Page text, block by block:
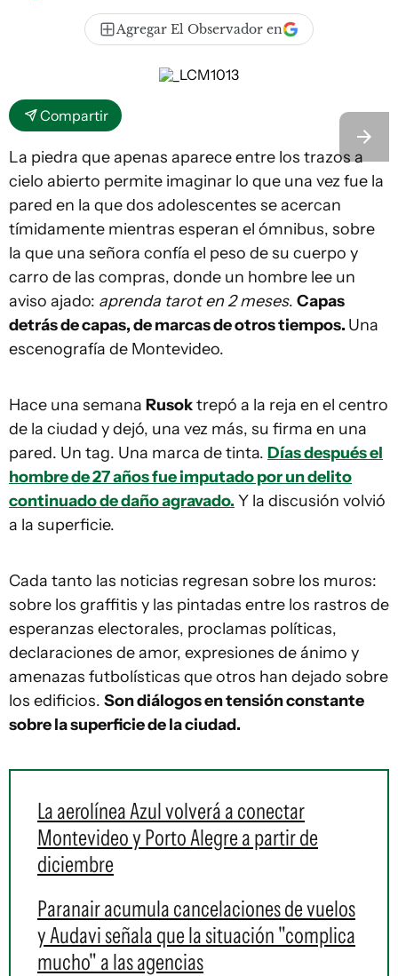
Agregar El Observador en
Compartir
La piedra que apenas aparece entre los trazos a
cielo abierto permite imaginar lo que una vez fue la
pared en la que dos adolescentes se acercan
tímidamente mientras esperan el ómnibus, sobre
la que una señora confía el peso de su cuerpo y
carro de las compras, donde un hombre lee un
aviso ajado: aprenda tarot en 2 meses. Capas
detrás de capas, de marcas de otros tiempos. Una
escenografía de Montevideo.
Hace una semana Rusoktrepó a la reja en el centro
de la ciudad y dejó, una vez más, su firma en una
pared. Un tag. Una marca de tinta. Días después el
hombre de 27 años fue imputado por un delito
continuado de daño agravado. Y la discusión volvió
a la superficie.
Cada tanto las noticias regresan sobre los muros:
sobre los graffitis y las pintadas entre los rastros de
esperanzas electorales, proclamas políticas,
declaraciones de amor, expresiones de ánimo y
amenazas futbolísticas que otros han dejado sobre
los edificios. Son diálogos en tensión constante
sobre la superficie de la ciudad.
La aerolínea Azul volverá a conectar
Montevideo y Porto Alegre a partir de
diciembre
Paranair acumula cancelaciones de vuelos
y Audavi señala que la situación "complica
mucho" a las agencias